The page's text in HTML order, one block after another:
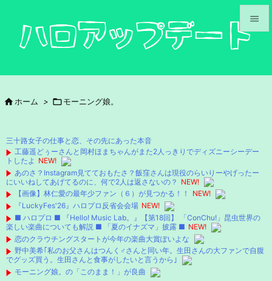



次へ

 ホーム > モーニング娘。
三十路女子の仕事と恋、その先にあった本音
工藤遥どぅーさんと岡村ほまちゃんがまた2人っきりでディズニーシーデー
トしたよ NEW!
あのさ？Instagram見てておもたさ？飯窪さんは現役のらいりーやげったー
にいいねしてあげてるのに、何で2人は返さないの？ NEW!
【画像】林仁愛の最年少ファン（６）が見つかる！！
NEW!
『LuckyFes'26』ハロプロ反省会会場 NEW!
■ ハロプロ ■ 『Hello! Music Lab。』【第18回】 「ConChu!」昆虫世界の
楽しい楽曲についても解説 ■ 「夏のイナズマ」披露 ■ NEW!
恋のクラウチングスタートが今年の楽曲大賞ぽいよな
野中美希｢私のお父さんはつんく♂さんと同い年。生田さんの大ファンで自腹
でグッズ買う。生田さんと食事がしたいと言うから｣
モーニング娘。の「このまま！」が良曲